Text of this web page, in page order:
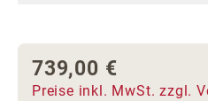
Regulärer Preis:
739,00 €
Preise inkl. MwSt. zzgl.